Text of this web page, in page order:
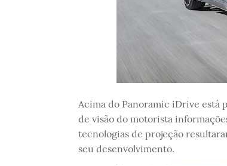
Acima do Panoramic iDrive está
de visão do motorista
tecnologias de projeção
seu desenvolvimento.